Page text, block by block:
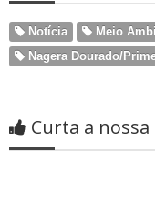
Notícia
Meio
Nagera Dourado/
Curta a